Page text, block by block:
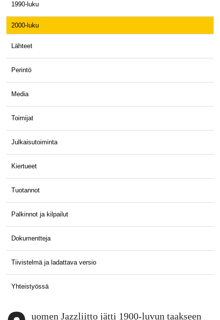
1990-luku
2000-luku
Lähteet
Perintö
Media
Toimijat
Julkaisutoiminta
Kiertueet
Tuotannot
Palkinnot ja kilpailut
Dokumentteja
Tiivistelmä ja ladattava versio
Yhteistyössä
uomen Jazzliitto jätti 1900-luvun taakseen